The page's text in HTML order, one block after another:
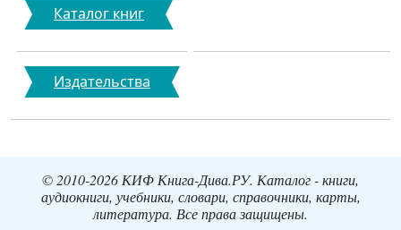
Каталог книг
Издательства
© 2010-2026 КИФ Книга-Дива.РУ. Каталог - книги,
аудиокниги, учебники, словари, справочники, карты,
литература. Все права защищены.